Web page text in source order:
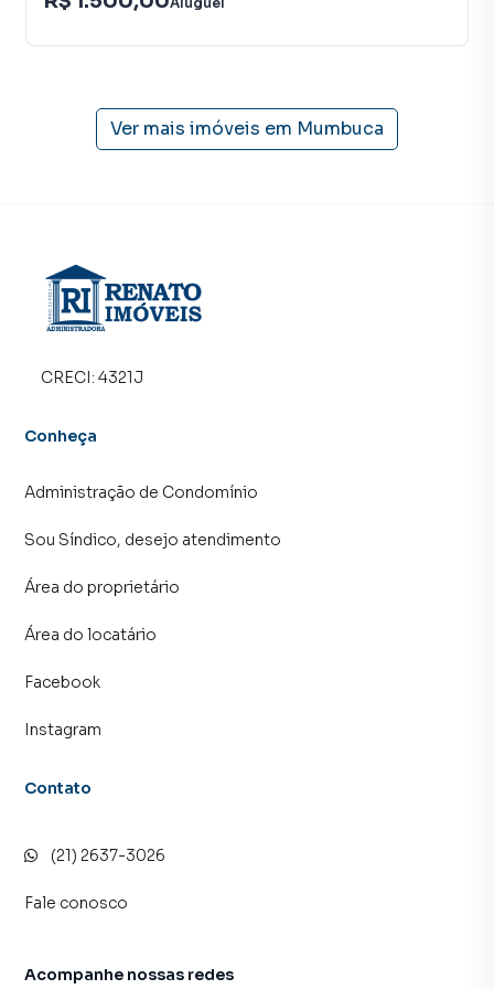
Na RENATO IMÓVEIS você consegue vender ou alugar seu
imóvel muito mais rápido do que em imobiliárias
uma equipe de marketing digital focada em produzir
campanhas específicas para Maricá, o que aumenta muito
atendimento preparada para atender proprietários e
inquilinos.
Ver mais imóveis em Mumbuca
CRECI: 4321J
Conheça
Administração de Condomínio
Sou Síndico, desejo atendimento
Área do proprietário
Área do locatário
Facebook
Instagram
Contato
(21) 2637-3026
Fale conosco
Acompanhe nossas redes